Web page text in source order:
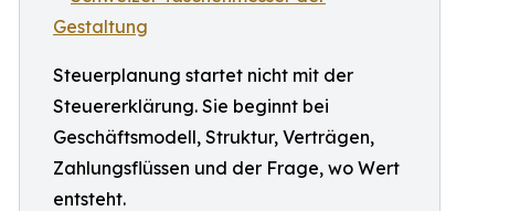
Steuerplanung startet nicht mit der
Steuererklärung. Sie beginnt bei
Geschäftsmodell, Struktur, Verträgen,
Zahlungsflüssen und der Frage, wo Wert
entsteht.